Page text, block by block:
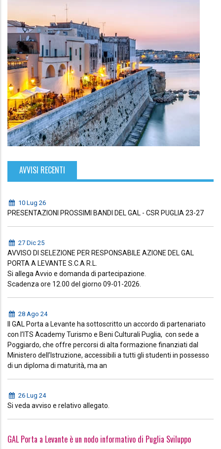
AVVISI RECENTI
10 Lug 26
PRESENTAZIONI PROSSIMI BANDI DEL GAL - CSR PUGLIA 23-27
27 Dic 25
AVVISO DI SELEZIONE PER RESPONSABILE AZIONE DEL GAL
PORTA A LEVANTE S.C.A R.L.
Si allega Avvio e domanda di partecipazione.
Scadenza ore 12.00 del giorno 09-01-2026.
28 Ago 24
Il GAL Porta a Levante ha sottoscritto un accordo di partenariato
con l’ITS Academy Turismo e Beni Culturali Puglia, con sede a
Poggiardo, che offre percorsi di alta formazione finanziati dal
Ministero dell’Istruzione, accessibili a tutti gli studenti in possesso
di un diploma di maturità, ma an
26 Lug 24
Si veda avviso e relativo allegato.
GAL Porta a Levante è un nodo informativo di Puglia Sviluppo